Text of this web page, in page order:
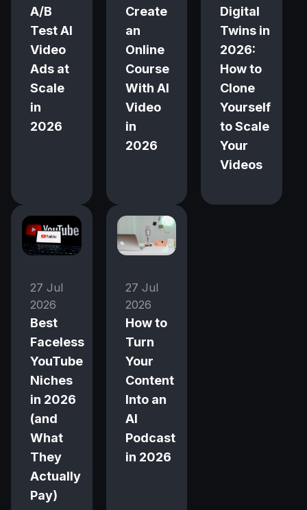
A/B
Test AI
Video
Ads at
Scale
in
2026
Create
an
Online
Course
With AI
Video
in
2026
Digital
Twins in
2026:
How to
Clone
Yourself
to Scale
Your
Videos
27 Jul
2026
Best
Faceless
YouTube
Niches
in 2026
(and
What
They
Actually
Pay)
27 Jul
2026
How to
Turn
Your
Content
Into an
AI
Podcast
in 2026